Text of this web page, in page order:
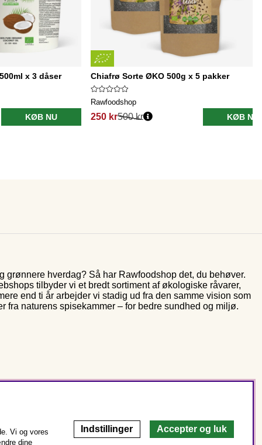
x 3 dåser
KØB NU
Chiafrø Sorte ØKO 500g x 5 pakker
Rawfoodshop
250 kr500 kr KØB NU
grønnere hverdag? Så har Rawfoodshop det, du behøver.
tilbyder vi et bredt sortiment af økologiske råvarer,
end ti år arbejder vi stadig ud fra den samme vision som
fra naturens spisekammer – for bedre sundhed og miljø.
Vi og vores
dine
Indstillinger Accepter og luk